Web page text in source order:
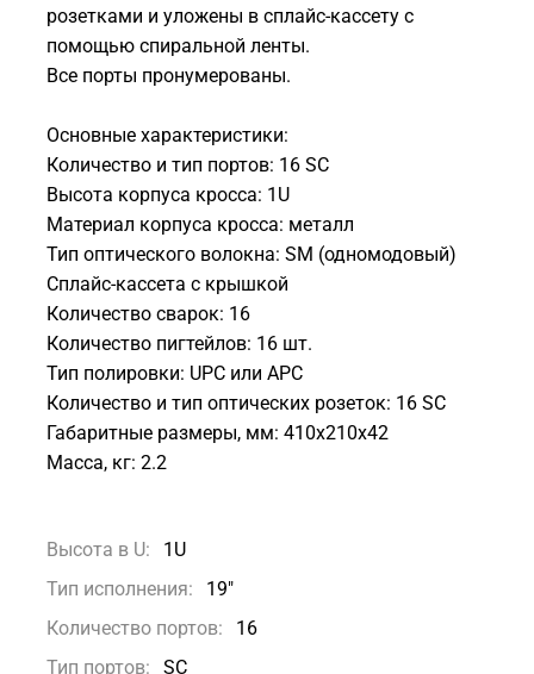
розетками и уложены в сплайс-кассету с
помощью спиральной ленты.
Все порты пронумерованы.
Основные характеристики:
Количество и тип портов: 16 SC
Высота корпуса кросса: 1U
Материал корпуса кросса: металл
Тип оптического волокна: SM (одномодовый)
Сплайс-кассета с крышкой
Количество сварок: 16
Количество пигтейлов: 16 шт.
Тип полировки: UPC или APC
Количество и тип оптических розеток: 16 SC
Габаритные размеры, мм: 410x210x42
Масса, кг: 2.2
Высота в U:
1U
Тип исполнения:
19"
Количество портов:
16
Тип портов:
SC